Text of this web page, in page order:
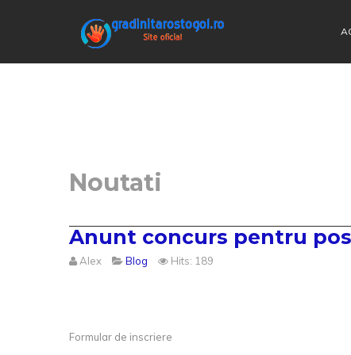
Noutati
Anunt concurs pentru
Alex Blog Hits: 189
Formular de inscriere